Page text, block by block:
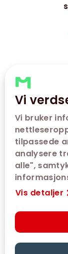
Vi
Vi bruker
tilpassede
analysere
alle",
Vis detaljer